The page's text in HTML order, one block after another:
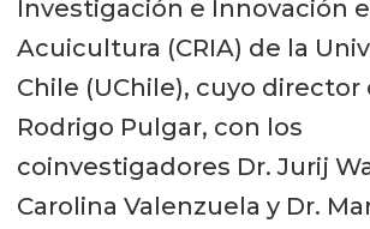
Investigación e Innovación
Acuicultura (CRIA) de la
Chile (UChile), cuyo director
Rodrigo Pulgar, con los
coinvestigadores Dr. Jurij
Carolina Valenzuela y Dr.